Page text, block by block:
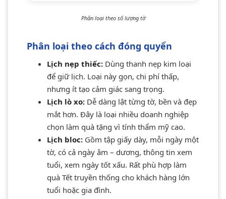
Phân loại theo số lượng tờ
Phân loại theo cách đóng quyển
Lịch nẹp thiếc: Dùng thanh nẹp kim loại
để giữ lịch. Loại này gọn, chi phí thấp,
nhưng ít tạo cảm giác sang trọng.
Lịch lò xo: Dễ dàng lật từng tờ, bền và đẹp
mắt hơn. Đây là loại nhiều doanh nghiệp
chọn làm quà tặng vì tính thẩm mỹ cao.
Lịch bloc: Gồm tập giấy dày, mỗi ngày một
tờ, có cả ngày âm – dương, thông tin xem
tuổi, xem ngày tốt xấu. Rất phù hợp làm
quà Tết truyền thống cho khách hàng lớn
tuổi hoặc gia đình.